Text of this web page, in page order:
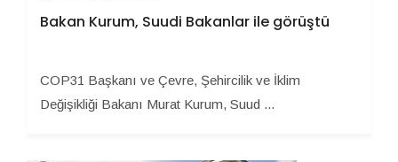
Bakan Kurum, Suudi Bakanlar ile görüştü
COP31 Başkanı ve Çevre, Şehircilik ve İklim
Değişikliği Bakanı Murat Kurum, Suud ...